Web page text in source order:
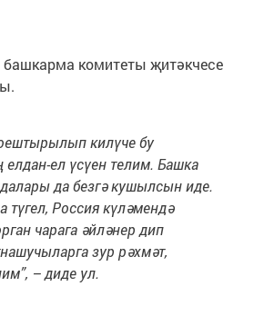
башкарма комитеты җитәкчесе
килүче бу
ел үсүен телим. Башка
да безгә кушылсын иде.
түгел, Россия күләмендә
чарага әйләнер дип
зур рәхмәт,
– диде ул.